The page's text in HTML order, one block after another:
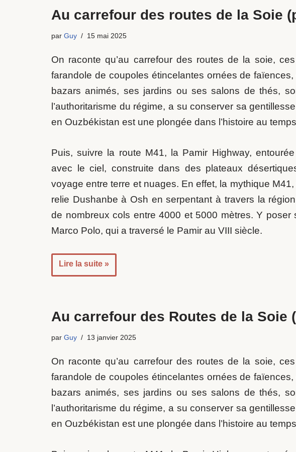
Au carrefour des routes de la Soie
par Guy 15 mai 2025
On raconte qu’au carrefour des routes de la soie,
farandole de coupoles étincelantes ornées de
bazars animés, ses jardins ou ses salons de thés,
l’authoritarisme du régime, a su conserver sa
en Ouzbékistan est une plongée dans l’histoire au
Puis, suivre la route M41, la Pamir Highway,
avec le ciel, construite dans des plateaux
voyage entre terre et nuages. En effet, la mythique
relie Dushanbe à Osh en serpentant à travers la
de nombreux cols entre 4000 et 5000 mètres. Y poser
Marco Polo, qui a traversé le Pamir au VIII siècle.
Lire la suite »
Au carrefour des Routes de la Soie
par Guy 13 janvier 2025
On raconte qu’au carrefour des routes de la soie,
farandole de coupoles étincelantes ornées de
bazars animés, ses jardins ou ses salons de thés,
l’authoritarisme du régime, a su conserver sa
en Ouzbékistan est une plongée dans l’histoire au